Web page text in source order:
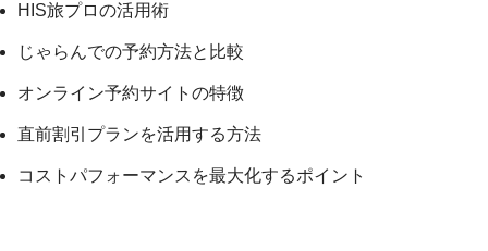
HIS旅プロの活用術
じゃらんでの予約方法と比較
オンライン予約サイトの特徴
直前割引プランを活用する方法
コストパフォーマンスを最大化するポイント